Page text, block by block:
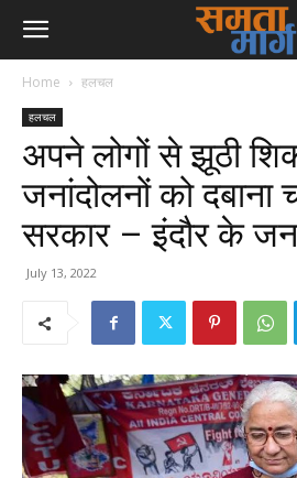
Home हलचल
हलचल
अपने लोगों से झूठी
जनांदोलनों को दबाना
सरकार – इंदौर के
July 13, 2022